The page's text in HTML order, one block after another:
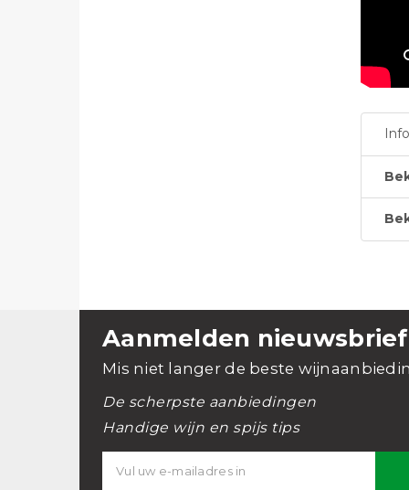
Aanmelden nieuwsbrief
Mis niet langer de beste
De scherpste aanbiedingen
Handige wijn en spijs tips